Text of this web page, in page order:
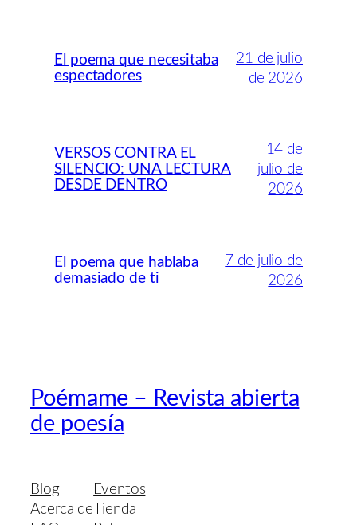
El poema que necesitaba
espectadores
21 de julio
de 2026
VERSOS CONTRA EL
SILENCIO: UNA LECTURA
DESDE DENTRO
14 de
julio de
2026
El poema que hablaba
demasiado de ti
7 de julio de
2026
Poémame – Revista abierta
de poesía
Blog
Acerca de
Eventos
Tienda